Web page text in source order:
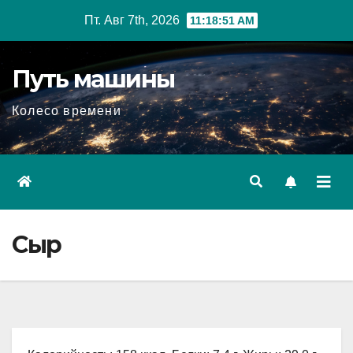
Пт. Авг 7th, 2026 11:18:52 AM
Путь машины
Колесо времени
Сыр